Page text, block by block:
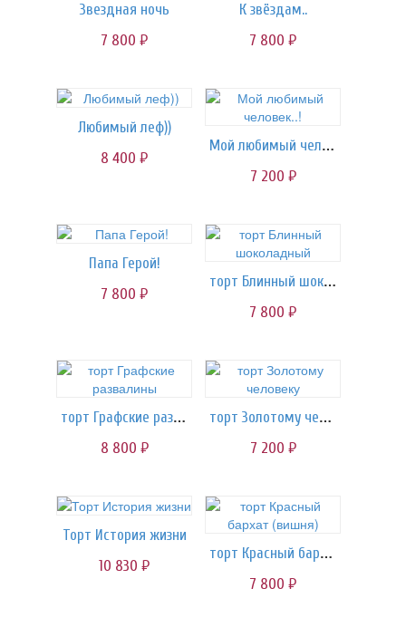
Звездная ночь
7 800 руб.
К звёздам..
7 800 руб.
Любимый леф))
8 400 руб.
Мой любимый человек..!
7 200 руб.
Папа Герой!
7 800 руб.
торт Блинный шоколадный
7 800 руб.
торт Графские развалины
8 800 руб.
торт Золотому человеку
7 200 руб.
Торт История жизни
10 830 руб.
торт Красный бархат (вишня)
7 800 руб.